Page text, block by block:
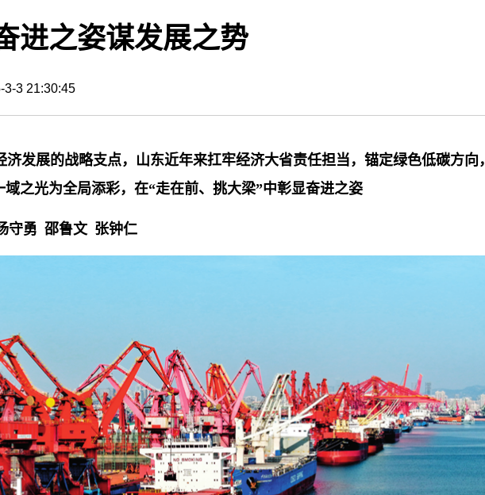
进之姿谋发展之势
3-3 21:30:45
发展的战略支点，山东近年来扛牢经济大省责任担当，锚定绿色低碳方向
之光为全局添彩，在“走在前、挑大梁”中彰显奋进之姿
守勇 邵鲁文 张钟仁